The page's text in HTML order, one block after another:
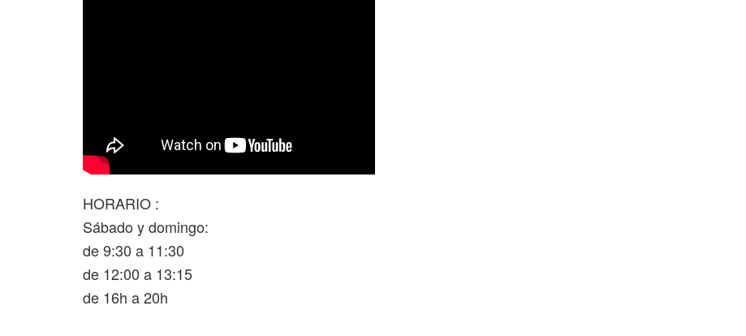
HORARIO :
Sábado y domingo:
de 9:30 a 11:30
de 12:00 a 13:15
de 16h a 20h